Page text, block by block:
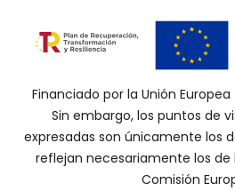
Financiado por la Unión
Sin embargo, los puntos de
expresadas son únicamente los
reflejan necesariamente los de
Comisión